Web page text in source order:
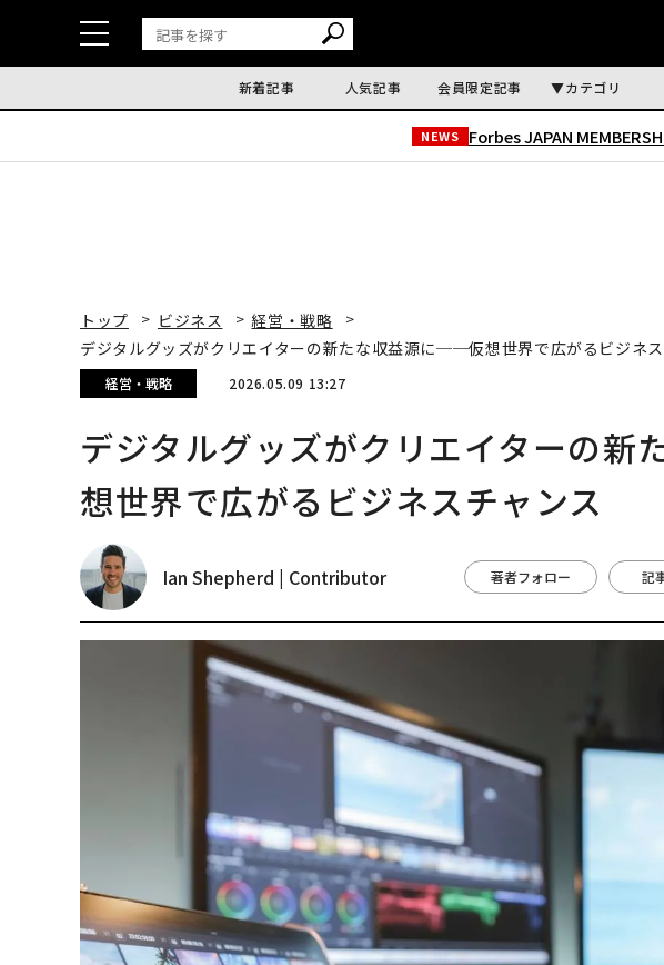
新着記事 人気記事 会員限定記事 カテゴリ
NEWS Forbes JAPAN
トップ ビジネス
経営・戦略
デジタルグッズがクリエイターの新たな収益源に──仮想世界で広がるビジネ
経営・戦略 2026.05.09 13:27
デジタルグッズがクリエイターの
想世界で広がるビジネスチャンス
Ian Shepherd | Contributor 著者フォロー 記